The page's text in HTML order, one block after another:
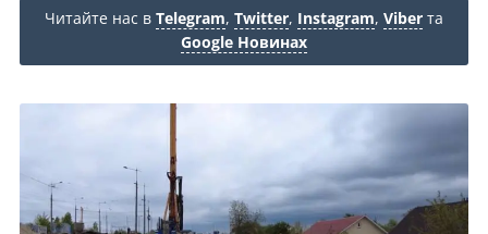
Читайте нас в Telegram, Twitter, Instagram, Viber та
Google Новинах